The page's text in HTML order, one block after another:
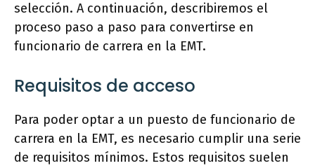
selección. A continuación, describiremos el
proceso paso a paso para convertirse en
funcionario de carrera en la EMT.
Requisitos de acceso
Para poder optar a un puesto de funcionario de
carrera en la EMT, es necesario cumplir una serie
de requisitos mínimos. Estos requisitos suelen